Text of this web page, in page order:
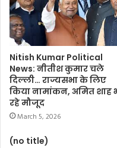
Nitish Kumar Political
News: नीतीश कुमार चले
दिल्ली… राज्यसभा के लिए
किया नामांकन, अमित शाह
रहे मौजूद
March 5, 2026
(no title)